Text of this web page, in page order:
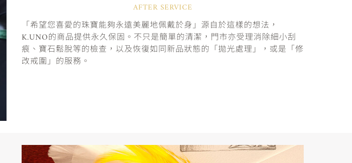
AFTER SERVICE
「希望您喜愛的珠寶能夠永遠美麗地佩戴於身」源自於這樣的想法，
K.UNO的商品提供永久保固。不只是簡單的清潔，門市亦受理消除細小刮
痕、寶石鬆脫等的檢查，以及恢復如同新品狀態的「拋光處理」，或是「修
改戒圍」的服務。